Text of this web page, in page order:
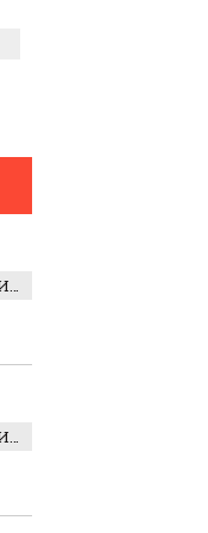
ГЛУХОЙ АКТЕР АЛЕКСАНДР СИДЕЛЬНИКОВ: «С НАСЛАЖДЕНИЕМ ИГРАЛ ОТРИЦАТЕЛЬНОГО ГЕРОЯ!»
ГЛУХОЙ АКТЕР АЛЕКСАНДР СИДЕЛЬНИКОВ: «С НАСЛАЖДЕНИЕМ ИГРАЛ ОТРИЦАТЕЛЬНОГО ГЕРОЯ!»